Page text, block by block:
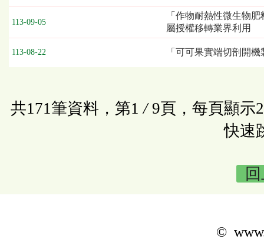
113-09-05
「作物耐熱性微生物
屬授權移轉業界利用
113-08-22 「可可果實端切剖開
共171筆資料，第1 /9頁，每頁顯示
快速
©